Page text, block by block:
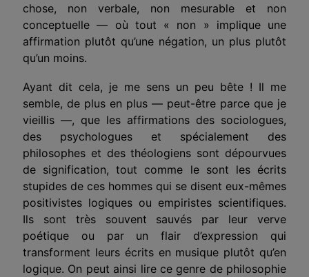
chose, non verbale, non mesurable et non
conceptuelle — où tout « non » implique une
affirmation plutôt qu’une négation, un plus plutôt
qu’un moins.
Ayant dit cela, je me sens un peu bête ! Il me
semble, de plus en plus — peut-être parce que je
vieillis —, que les affirmations des sociologues,
des psychologues et spécialement des
philosophes et des théologiens sont dépourvues
de signification, tout comme le sont les écrits
stupides de ces hommes qui se disent eux-mêmes
positivistes logi­ques ou empiristes scientifiques.
Ils sont très sou­vent sauvés par leur verve
poétique ou par un flair d’expression qui
transforment leurs écrits en musi­que plutôt qu’en
logique. On peut ainsi lire ce genre de philosophie